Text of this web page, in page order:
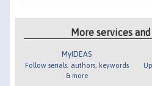
More services
MyIDEAS
Follow serials, authors, keywords
& more